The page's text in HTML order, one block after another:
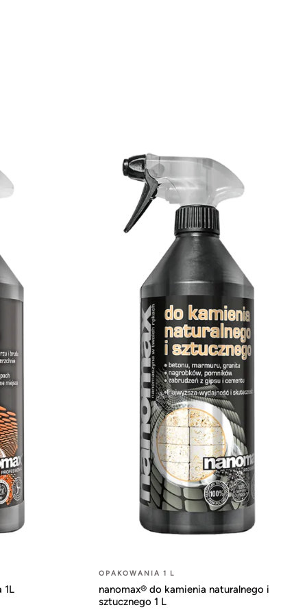
1L
OPAKOWANIA 1 L
nanomax® do kamienia naturalnego i
sztucznego 1 L